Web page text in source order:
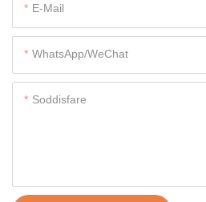
E-Mail
WhatsApp/WeChat
Soddisfare